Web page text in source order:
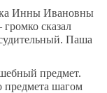
Инны Ивановны
сказал
Паша
предмет.
предмета шагом